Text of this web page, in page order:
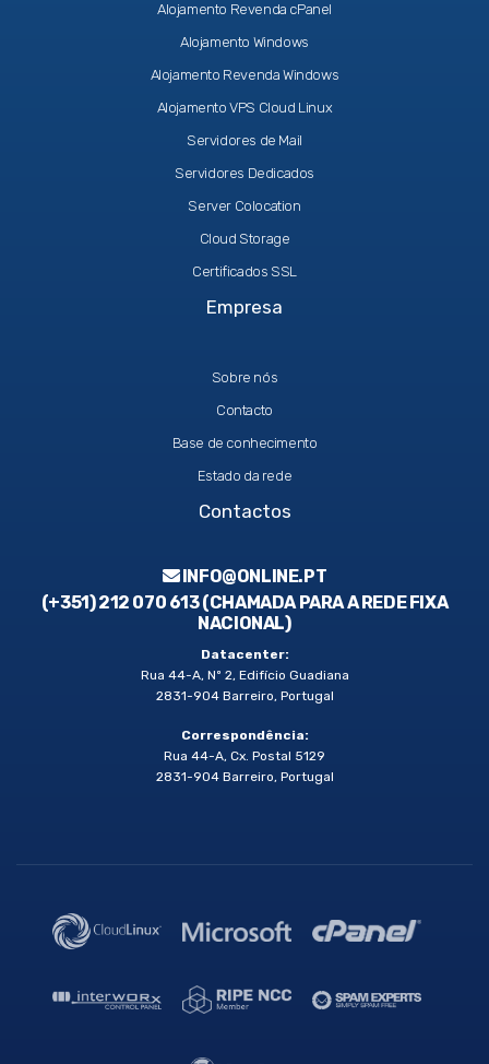
Alojamento Revenda cPanel
Alojamento Windows
Alojamento Revenda Windows
Alojamento VPS Cloud Linux
Servidores de Mail
Servidores Dedicados
Server Colocation
Cloud Storage
Certificados SSL
Empresa
Sobre nós
Contacto
Base de conhecimento
Estado da rede
Contactos
INFO@ONLINE.PT
(+351) 212 070 613 (CHAMADA PARA A REDE FIXA
NACIONAL)
Datacenter:
Rua 44-A, Nº 2, Edifício Guadiana
2831-904 Barreiro, Portugal
Correspondência:
Rua 44-A, Cx. Postal 5129
2831-904 Barreiro, Portugal